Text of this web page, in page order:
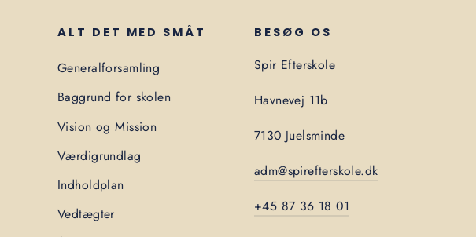
ALT DET MED SMÅT
Generalforsamling
Baggrund for skolen
Vision og Mission
Værdigrundlag
Indholdplan
Vedtægter
BESØG OS
Spir Efterskole
Havnevej 11b
7130 Juelsminde
adm@spirefterskole.dk
+45 87 36 18 01